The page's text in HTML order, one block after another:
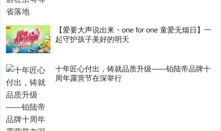
【爱要大声说出来・one for one 童爱无烟日】一
起守护孩子美好的明天
十年匠心付出，铸就品质升级——铂陆帝品牌十
周年露营节在深举行